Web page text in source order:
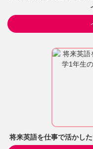
将来英語を仕事で活かし